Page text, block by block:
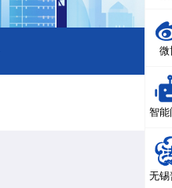
微
智能
无锡